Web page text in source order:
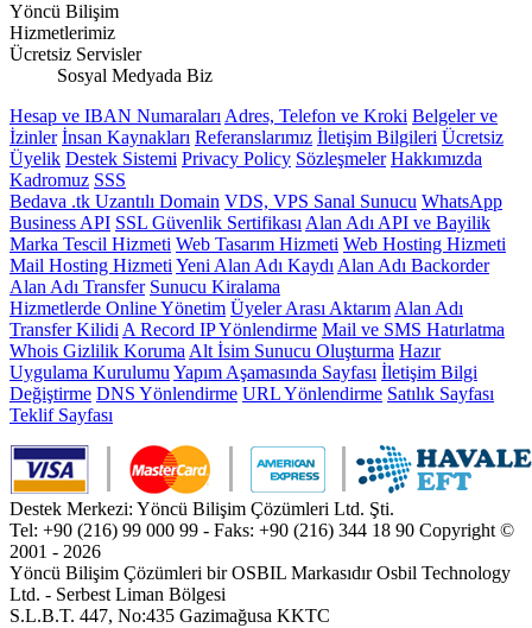
Yöncü Bilişim
Hizmetlerimiz
Ücretsiz Servisler
Sosyal Medyada Biz
Hesap ve IBAN Numaraları Adres, Telefon ve Kroki Belgeler ve
İzinler İnsan Kaynakları Referanslarımız İletişim Bilgileri Ücretsiz
Üyelik Destek Sistemi Privacy Policy Sözleşmeler Hakkımızda
Kadromuz SSS
Bedava .tk Uzantılı Domain VDS, VPS Sanal Sunucu WhatsApp
Business API SSL Güvenlik Sertifikası Alan Adı API ve Bayilik
Marka Tescil Hizmeti Web Tasarım Hizmeti Web Hosting Hizmeti
Mail Hosting Hizmeti Yeni Alan Adı Kaydı Alan Adı Backorder
Alan Adı Transfer Sunucu Kiralama
Hizmetlerde Online Yönetim Üyeler Arası Aktarım Alan Adı
Transfer Kilidi A Record IP Yönlendirme Mail ve SMS Hatırlatma
Whois Gizlilik Koruma Alt İsim Sunucu Oluşturma Hazır
Uygulama Kurulumu Yapım Aşamasında Sayfası İletişim Bilgi
Değiştirme DNS Yönlendirme URL Yönlendirme Satılık Sayfası
Teklif Sayfası
Destek Merkezi: Yöncü Bilişim Çözümleri Ltd. Şti.
Tel: +90 (216) 99 000 99 - Faks: +90 (216) 344 18 90 Copyright ©
2001 - 2026
Yöncü Bilişim Çözümleri bir OSBIL Markasıdır Osbil Technology
Ltd. - Serbest Liman Bölgesi
S.L.B.T. 447, No:435 Gazimağusa KKTC